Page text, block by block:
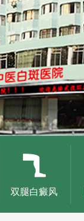
双腿白癜风